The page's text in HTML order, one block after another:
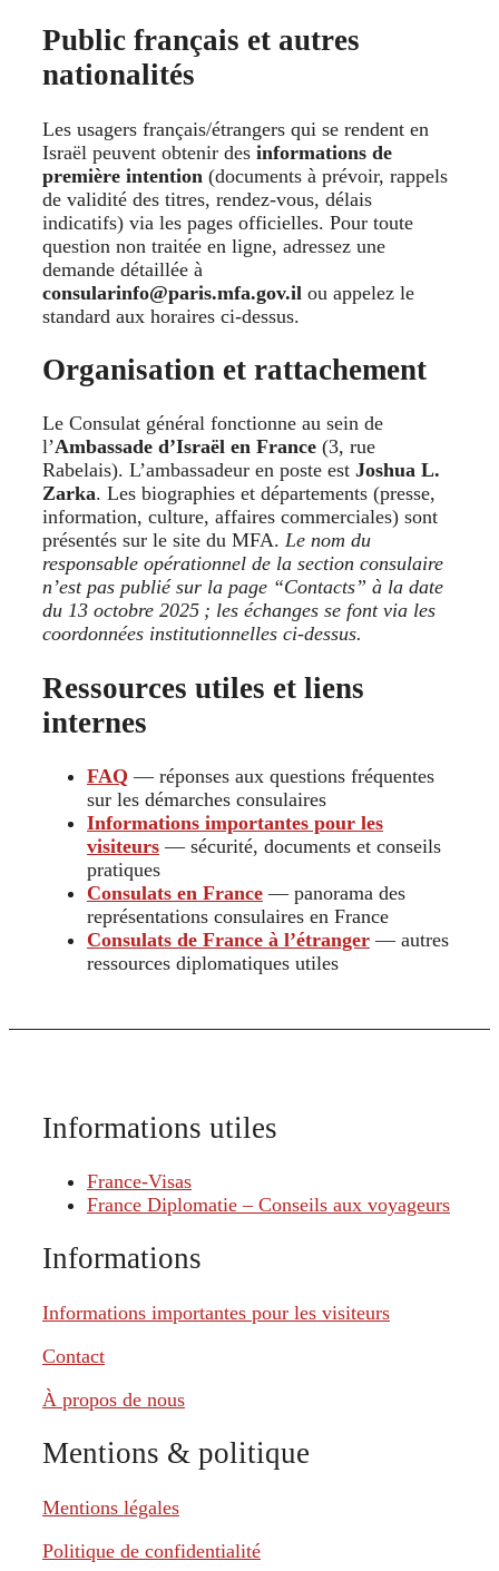
Public français et autres
nationalités
Les usagers français/étrangers qui se rendent en
Israël peuvent obtenir des informations de
première intention (documents à prévoir, rappels
de validité des titres, rendez-vous, délais
indicatifs) via les pages officielles. Pour toute
question non traitée en ligne, adressez une
demande détaillée à
consularinfo@paris.mfa.gov.il ou appelez le
standard aux horaires ci-dessus.
Organisation et rattachement
Le Consulat général fonctionne au sein de
l’Ambassade d’Israël en France (3, rue
Rabelais). L’ambassadeur en poste est Joshua L.
Zarka. Les biographies et départements (presse,
information, culture, affaires commerciales) sont
présentés sur le site du MFA. Le nom du
responsable opérationnel de la section consulaire
n’est pas publié sur la page “Contacts” à la date
du 13 octobre 2025 ; les échanges se font via les
coordonnées institutionnelles ci-dessus.
Ressources utiles et liens
internes
FAQ — réponses aux questions fréquentes
sur les démarches consulaires
Informations importantes pour les
visiteurs — sécurité, documents et conseils
pratiques
Consulats en France — panorama des
représentations consulaires en France
Consulats de France à l’étranger — autres
ressources diplomatiques utiles
Informations utiles
France-Visas
France Diplomatie – Conseils aux voyageurs
Informations
Informations importantes pour les visiteurs
Contact
À propos de nous
Mentions & politique
Mentions légales
Politique de confidentialité